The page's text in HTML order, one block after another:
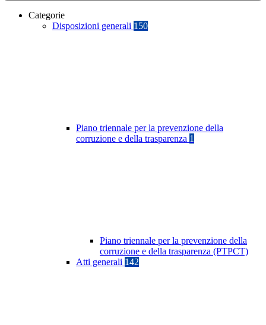
Categorie
Disposizioni generali 150
Piano triennale per la prevenzione della
corruzione e della trasparenza 1
Piano triennale per la prevenzione della
corruzione e della trasparenza (PTPCT)
Atti generali 142